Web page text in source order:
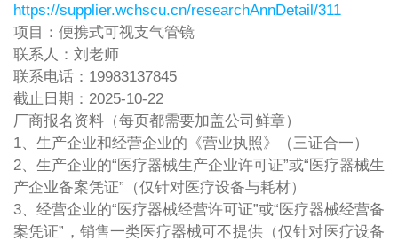
https://supplier.wchscu.cn/researchAnnDetail/311
项目：便携式可视支气管镜
联系人：刘老师
联系电话：19983137845
截止日期：2025-10-22
厂商报名资料（每页都需要加盖公司鲜章）
1、生产企业和经营企业的《营业执照》（三证合一）
2、生产企业的“医疗器械生产企业许可证”或“医疗器械生
产企业备案凭证”（仅针对医疗设备与耗材）
3、经营企业的“医疗器械经营许可证”或“医疗器械经营备
案凭证”，销售一类医疗器械可不提供（仅针对医疗设备